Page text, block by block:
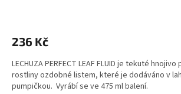
236 Kč
LECHUZA PERFECT LEAF FLUID je tekuté
rostliny ozdobné listem, které je dodáváno v
pumpičkou. Vyrábí se ve 475 ml balení.